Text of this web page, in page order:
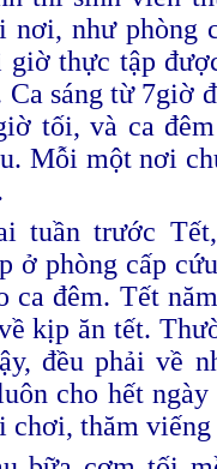
nơi, như phòng
giờ thực tập
sáng từ 7giờ
tối, và ca
Mỗi một nơi
tuần trước T
ở phòng cấp
ca đêm. Tết
kịp ăn tết.
đều phải về
cho hết
chơi, thăm